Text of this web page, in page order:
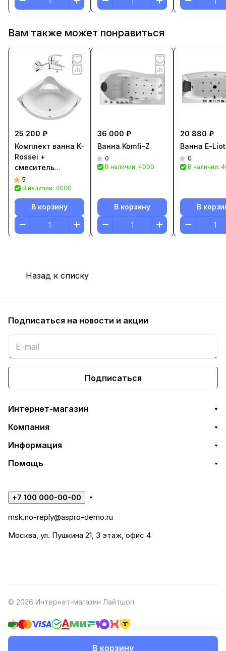
В корзину
Вам также может понравиться
25 200 ₽
Комплект ванна K-
Rossei +
смеситель
Cателия
5
В наличии: 4000
В корзину
36 000 ₽
Ванна Komfi-Z
0
В наличии: 4000
В корзину
20 880 ₽
Ванна Е-Liot
0
В наличии:
В
Назад к списку
Подписаться на новости и акции
Подписаться
Интернет-магазин
Компания
Информация
Помощь
+7 100 000-00-00
msk.no-reply@aspro-demo.ru
Москва, ул. Пушкина 21, 3 этаж, офис 4
© 2026 Интернет-магазин Лайтшоп
Оферта